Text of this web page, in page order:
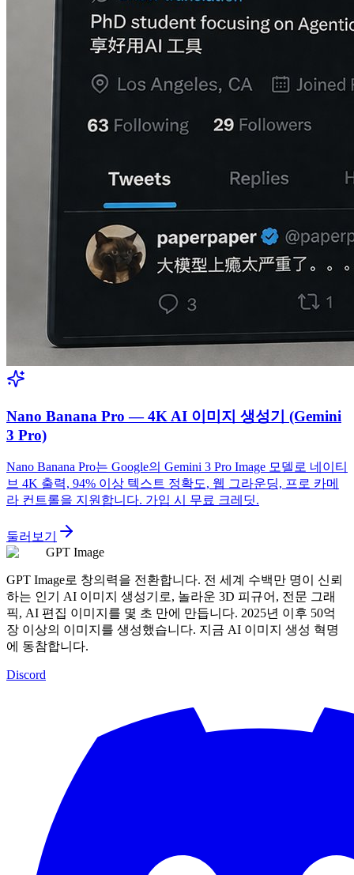
Nano Banana Pro — 4K AI 이미지 생성기 (Gemini
3 Pro)
Nano Banana Pro는 Google의 Gemini 3 Pro Image 모델로 네이티
브 4K 출력, 94% 이상 텍스트 정확도, 웹 그라운딩, 프로 카메
라 컨트롤을 지원합니다. 가입 시 무료 크레딧.
둘러보기
GPT Image
GPT Image로 창의력을 전환합니다. 전 세계 수백만 명이 신뢰
하는 인기 AI 이미지 생성기로, 놀라운 3D 피규어, 전문 그래
픽, AI 편집 이미지를 몇 초 만에 만듭니다. 2025년 이후 50억
장 이상의 이미지를 생성했습니다. 지금 AI 이미지 생성 혁명
에 동참합니다.
Discord